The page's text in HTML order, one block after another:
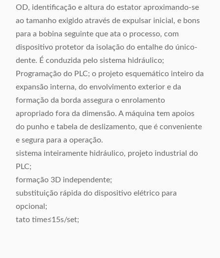
OD, identificação e altura do estator aproximando-se
ao tamanho exigido através de expulsar inicial, e bons
para a bobina seguinte que ata o processo, com
dispositivo protetor da isolação do entalhe do único-
dente. É conduzida pelo sistema hidráulico;
Programação do PLC; o projeto esquemático inteiro da
expansão interna, do envolvimento exterior e da
formação da borda assegura o enrolamento
apropriado fora da dimensão. A máquina tem apoios
do punho e tabela de deslizamento, que é conveniente
e segura para a operação.
sistema inteiramente hidráulico, projeto industrial do
PLC;
formação 3D independente;
substituição rápida do dispositivo elétrico para
opcional;
tato time≤15s/set;